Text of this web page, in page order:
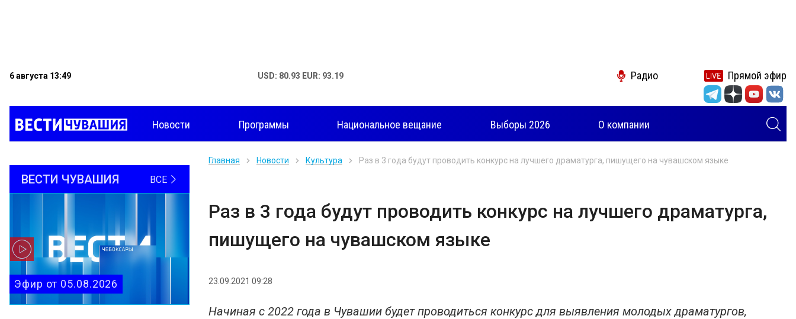
6 августа 13:49 USD: 80.93 EUR: 93.19 Радио Прямой эфир
Новости Программы Национальное вещание Выборы 2026 О компании
ВЕСТИ ЧУВАШИЯ ВСЕ
Эфир от 05.08.2026
Главная Новости Культура Раз в 3 года будут проводить конкурс на лучшего драматурга, пишущего на чувашском языке
Раз в 3 года будут проводить конкурс на лучшего драматурга,
пишущего на чувашском языке
23.09.2021 09:28
Начиная с 2022 года в Чувашии будет проводиться конкурс для выявления молодых драматургов,